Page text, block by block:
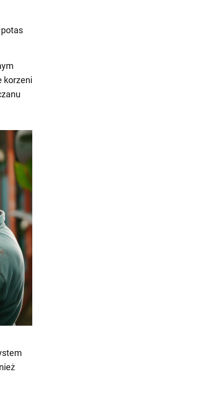
korzeni